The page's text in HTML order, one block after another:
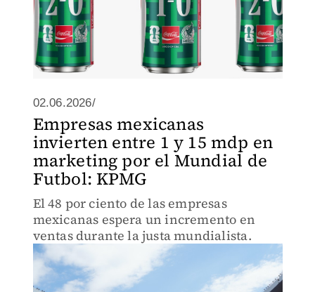
02.06.2026/
Empresas mexicanas
invierten entre 1 y 15 mdp en
marketing por el Mundial de
Futbol: KPMG
El 48 por ciento de las empresas
mexicanas espera un incremento en
ventas durante la justa mundialista.